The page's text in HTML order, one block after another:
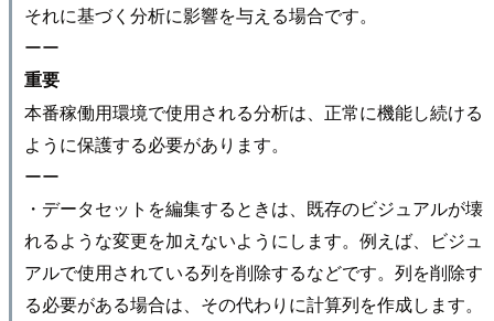
それに基づく分析に影響を与える場合です。
ーー
重要
本番稼働用環境で使用される分析は、正常に機能し続ける
ように保護する必要があります。
ーー
・データセットを編集するときは、既存のビジュアルが壊
れるような変更を加えないようにします。例えば、ビジュ
アルで使用されている列を削除するなどです。列を削除す
る必要がある場合は、その代わりに計算列を作成します。